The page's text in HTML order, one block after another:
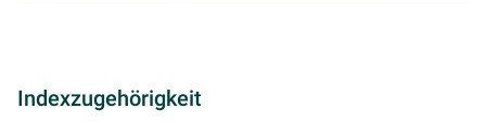
Indexzugehörigkeit